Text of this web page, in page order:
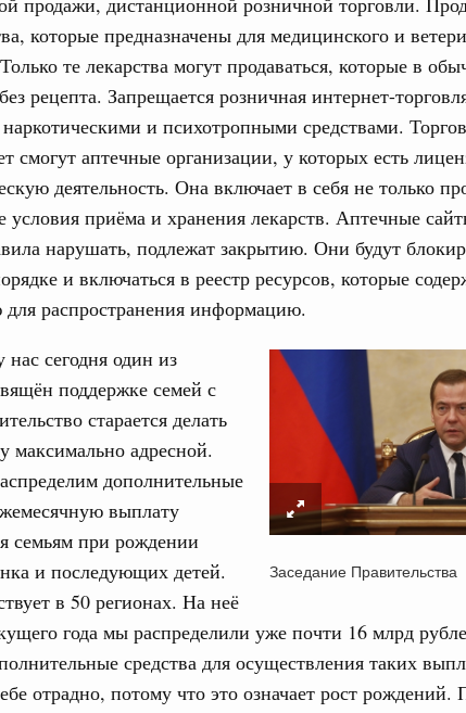
которые предназначены для медицинского и
те лекарства могут продаваться, которые в
рецепта. Запрещается розничная интернет-
и психотропными средствами.
смогут аптечные организации, у которых есть
деятельность. Она включает в себя не только
условия приёма и хранения лекарств. Аптечные
нарушать, подлежат закрытию. Они будут
и включаться в реестр ресурсов, которые
распространения информацию.
Заседание Правительства
нас сегодня один из
поддержке семей с
старается делать
максимально адресной.
дополнительные
выплату
семьям при рождении
и последующих детей.
в 50 регионах. На неё
года мы распределили уже почти 16 млрд
средства для осуществления таких
отрадно, потому что это означает рост рождений.